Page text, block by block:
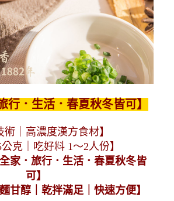
行．生活．春夏秋冬皆可】
術｜高濃度漢方食材】
公克｜吃好料 1～2人份】
家．旅行．生活．春夏秋冬皆
可】
甘醇｜乾拌滿足｜快速方便】